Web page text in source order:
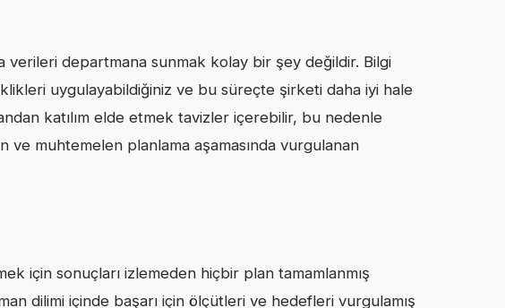
departmana sunmak kolay bir şey değildir. Bilgi
uygulayabildiğiniz ve bu süreçte şirketi daha iyi hale
katılım elde etmek tavizler içerebilir, bu nedenle
muhtemelen planlama aşamasında vurgulanan
için sonuçları izlemeden hiçbir plan tamamlanmış
dilimi içinde başarı için ölçütleri ve hedefleri vurgulamış